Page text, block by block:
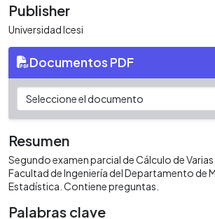
Publisher
Universidad Icesi
Documentos PDF
Resumen
Segundo examen parcial de Cálculo de Varias
Facultad de Ingeniería del Departamento de
Estadística. Contiene preguntas.
Palabras clave